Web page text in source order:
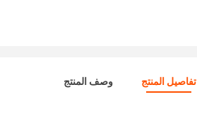
تفاصيل المنتج وصف المنتج